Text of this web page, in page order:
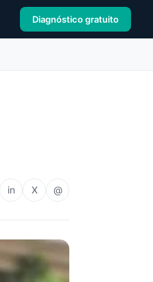
Diagnóstico gratuito
in X @